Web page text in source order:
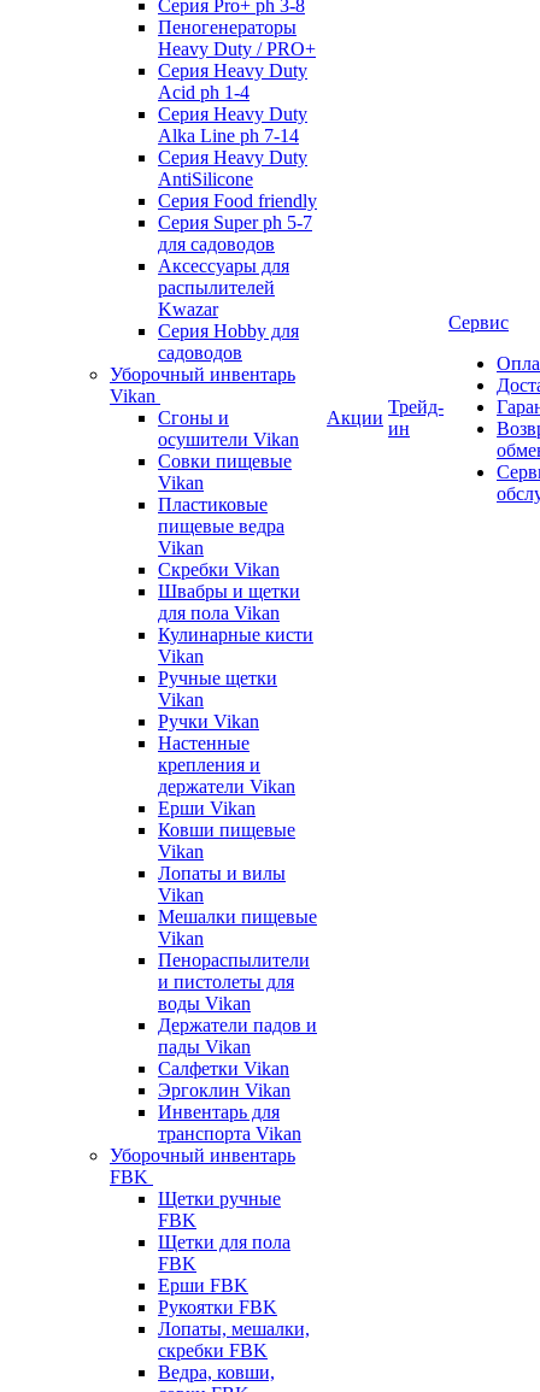
Серия Pro+ ph 3-8
Пеногенераторы
Heavy Duty / PRO+
Серия Heavy Duty
Acid ph 1-4
Серия Heavy Duty
Alka Line ph 7-14
Серия Heavy Duty
AntiSilicone
Серия Food friendly
Серия Super ph 5-7
для садоводов
Аксессуары для
распылителей
Kwazar
Серия Hobby для
садоводов
Уборочный инвентарь
Vikan
Сгоны и
осушители Vikan
Совки пищевые
Vikan
Пластиковые
пищевые ведра
Vikan
Скребки Vikan
Швабры и щетки
для пола Vikan
Кулинарные кисти
Vikan
Ручные щетки
Vikan
Ручки Vikan
Настенные
крепления и
держатели Vikan
Ерши Vikan
Ковши пищевые
Vikan
Лопаты и вилы
Vikan
Мешалки пищевые
Vikan
Пенораспылители
и пистолеты для
воды Vikan
Держатели падов и
пады Vikan
Салфетки Vikan
Эргоклин Vikan
Инвентарь для
транспорта Vikan
Уборочный инвентарь
FBK
Щетки ручные
FBK
Щетки для пола
FBK
Ерши FBK
Рукоятки FBK
Лопаты, мешалки,
скребки FBK
Ведра, ковши,
Акции
Трейд-
ин
Сервис